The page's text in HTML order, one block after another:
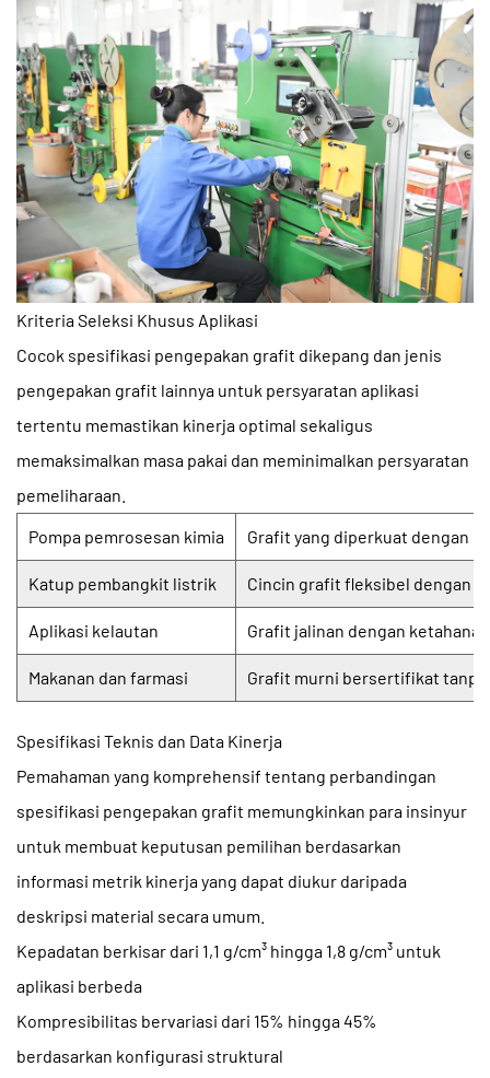
Kriteria Seleksi Khusus Aplikasi
Cocok spesifikasi pengepakan grafit dikepang dan jenis
pengepakan grafit lainnya untuk persyaratan aplikasi
tertentu memastikan kinerja optimal sekaligus
memaksimalkan masa pakai dan meminimalkan persyaratan
pemeliharaan.
Pompa pemrosesan kimia
Grafit yang diperkuat dengan
Katup pembangkit listrik Cincin grafit fleksibel dengan
Aplikasi kelautan Grafit jalinan dengan
Makanan dan farmasi Grafit murni bersertifikat tanpa
Spesifikasi Teknis dan Data Kinerja
Pemahaman yang komprehensif tentang perbandingan
spesifikasi pengepakan grafit memungkinkan para insinyur
untuk membuat keputusan pemilihan berdasarkan
informasi metrik kinerja yang dapat diukur daripada
deskripsi material secara umum.
Kepadatan berkisar dari 1,1 g/cm³ hingga 1,8 g/cm³ untuk
aplikasi berbeda
Kompresibilitas bervariasi dari 15% hingga 45%
berdasarkan konfigurasi struktural